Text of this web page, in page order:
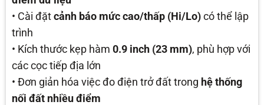
• Cài đặt cảnh báo mức cao/thấp (Hi/Lo)có thể lập
trình
• Kích thước kẹp hàm 0.9 inch (23 mm), phù hợp với
các cọc tiếp địa lớn
• Đơn giản hóa việc đo điện trở đất trong hệ thống
nối đất nhiều điểm